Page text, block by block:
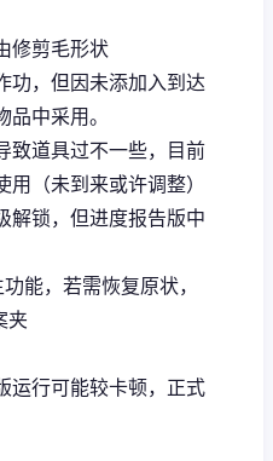
修剪毛形状
功，但因未添加入到达
中采用。
致道具过不一些，目前
（未到来或许调整）
解锁，但进度报告版中
能，若需恢复原状，
夹
运行可能较卡顿，正式